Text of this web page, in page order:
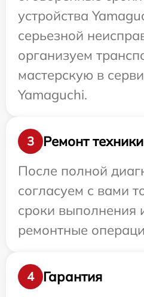
устройства
серьезной
организуем
мастерскую в
Yamaguchi.
3
Ремонт техники
После полной
согласуем с вами
сроки выполнения
ремонтные
4
Гарантия